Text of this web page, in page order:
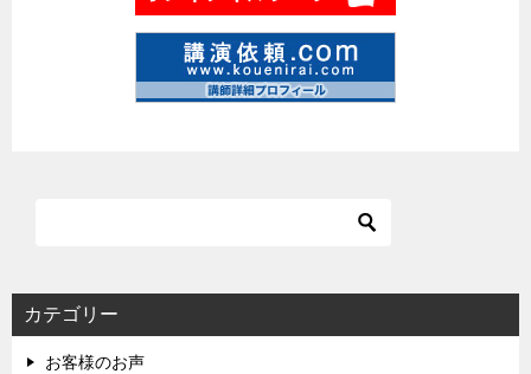
カテゴリー
お客様のお声